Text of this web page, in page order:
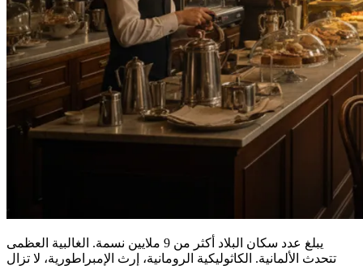
يبلغ عدد سكان البلاد أكثر من 9 ملايين نسمة. الغالبية العظمى
تتحدث الألمانية. الكاثوليكية الرومانية، إرث الإمبراطورية، لا تزال